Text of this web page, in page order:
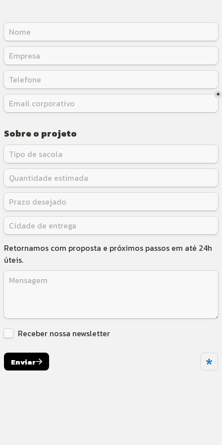
*
Sobre o projeto
Retornamos com proposta e próximos passos em até 24h
úteis.
Untitled checkboxes field
Receber nossa newsletter
Enviar